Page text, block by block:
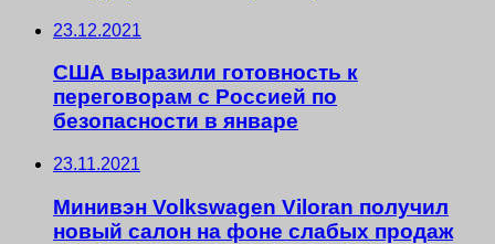
23.12.2021
США выразили готовность к
переговорам с Россией по
безопасности в январе
23.11.2021
Минивэн Volkswagen Viloran получил
новый салон на фоне слабых продаж